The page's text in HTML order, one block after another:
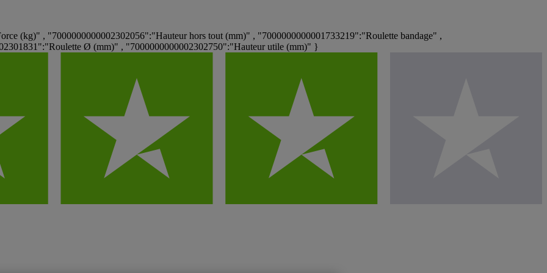
(kg)" , "7000000000002302056":"Hauteur hors tout (mm)" , "7000000000001733219":"Roulette bandage" ,
Ø (mm)" , "7000000000002302750":"Hauteur utile (mm)" }